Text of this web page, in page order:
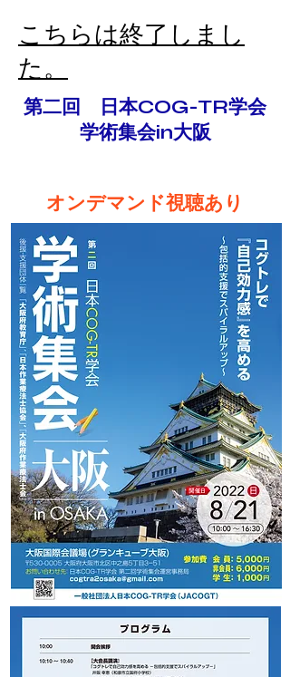
​こちらは終了しまし
た。
第二回 日本COG-TR学会
​学術集会in大阪
オンデマンド視聴あり